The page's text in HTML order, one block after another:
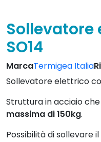
Sollevatore
SO14
MarcaTermigea Italia
Sollevatore elettrico
Struttura in acciaio
massima di 150kg.
Possibilità di sollevare